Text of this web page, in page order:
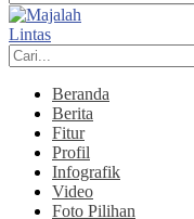
Beranda
Berita
Fitur
Profil
Infografik
Video
Foto Pilihan